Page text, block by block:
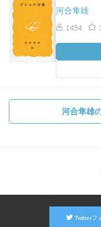
河合隼雄
1454
河合隼雄
Twitterフ